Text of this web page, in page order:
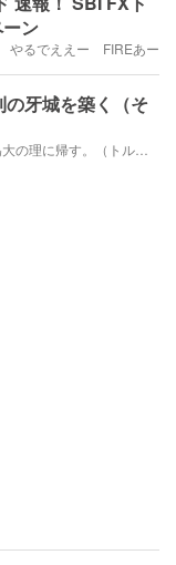
ン
やるでええー FIREあー
の牙城を築く（そ